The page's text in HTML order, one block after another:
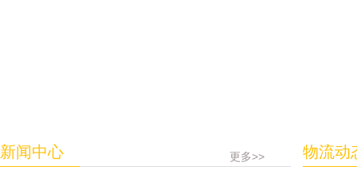
新闻中心 更多>> 物流动